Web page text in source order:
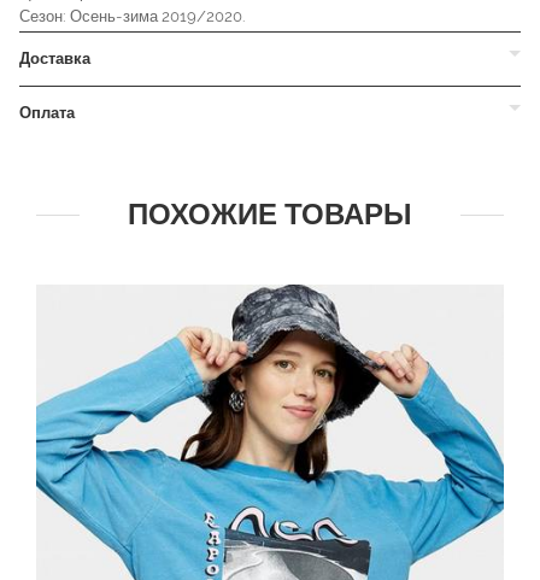
Сезон: Осень-зима 2019/2020.
Доставка
Оплата
ПОХОЖИЕ ТОВАРЫ